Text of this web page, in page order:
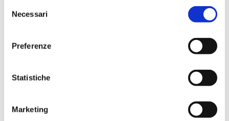
delNecessari
Preferenze
Statistiche
Marketing
Violato (Augeos): “La Loss Data
di Flavio Padovan, Maddalena Libertini -
La Loss Data Collection